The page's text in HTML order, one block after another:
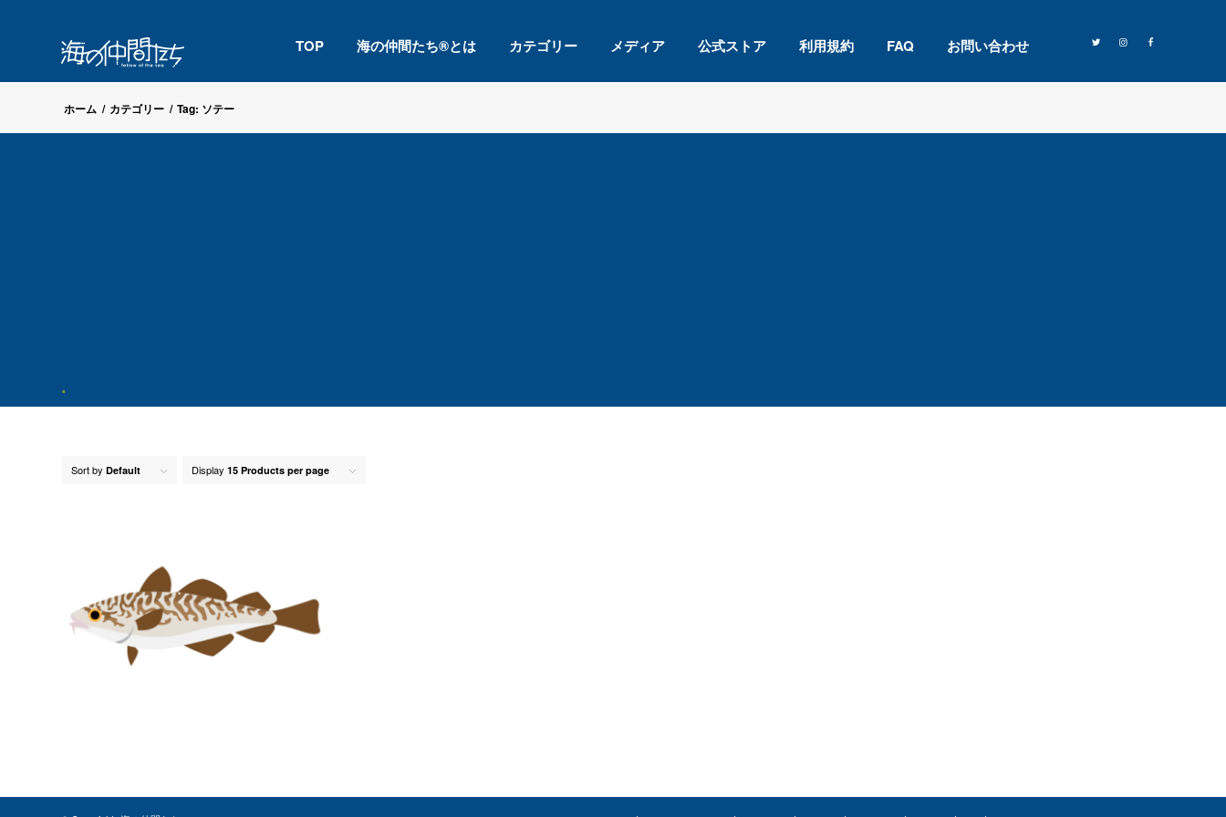
TOP 海の仲間たち®とは カテゴリー メディア 公式ストア 利用規約 FAQ お問い合わせ
ホーム / カテゴリー / Tag: ソテー
Sort by Default Display 15 Products per page